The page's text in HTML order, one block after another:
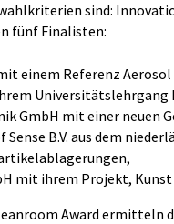
sind:
fünf Finalisten:
einem Referenz
Universitätslehrgang
GmbH mit einer neuen
Sense B.V. aus dem
mit ihrem Projekt,
Award ermitteln